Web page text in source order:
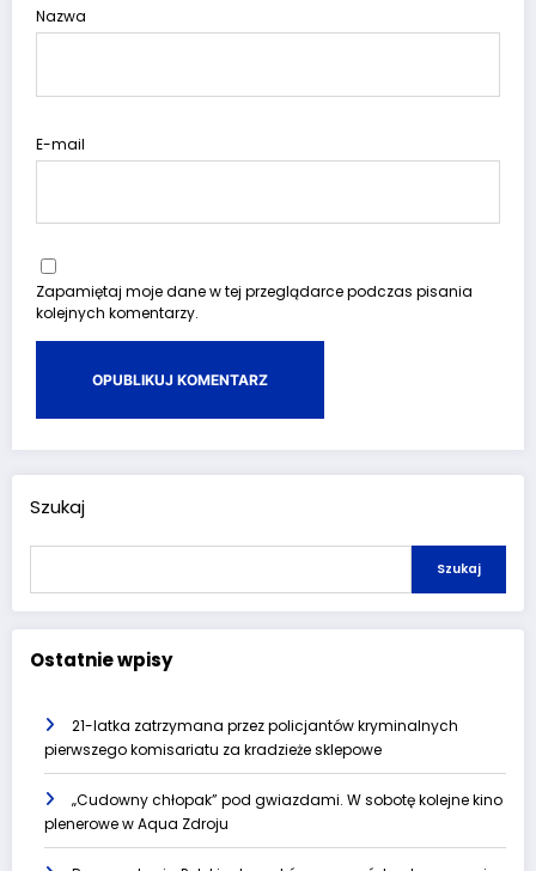
Nazwa
E-mail
Zapamiętaj moje dane w tej przeglądarce podczas pisania
kolejnych komentarzy.
Szukaj
Szukaj
Ostatnie wpisy
21-latka zatrzymana przez policjantów kryminalnych
pierwszego komisariatu za kradzieże sklepowe
„Cudowny chłopak” pod gwiazdami. W sobotę kolejne kino
plenerowe w Aqua Zdroju